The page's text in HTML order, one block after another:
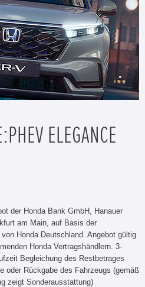
ELEGANCE
der Honda Bank GmbH, Hanauer
am Main, auf Basis der
Honda Deutschland. Angebot gültig
Honda Vertragshändlern. 3-
Begleichung des Restbetrages
oder Rückgabe des Fahrzeugs (gemäß
zeigt Sonderausstattung)